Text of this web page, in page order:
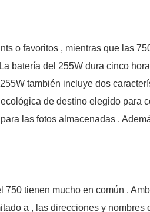
o favoritos , mientras que las
batería del 255W dura cinco
también incluye dos
de destino elegido para
las fotos almacenadas .
750 tienen mucho en común .
a , las direcciones y nombres